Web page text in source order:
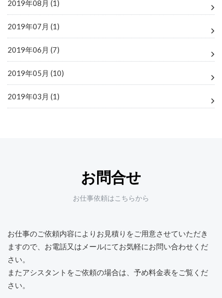
2019年08月 (1)
2019年07月 (1)
2019年06月 (7)
2019年05月 (10)
2019年03月 (1)
お問合せ
お仕事依頼はこちらから
お仕事のご依頼内容によりお見積りをご用意させていただき
ますので、 お電話又はメールにてお気軽にお問い合わせくだ
さい。
またアシスタントをご依頼の場合は、予め料金表をご覧くだ
さい。